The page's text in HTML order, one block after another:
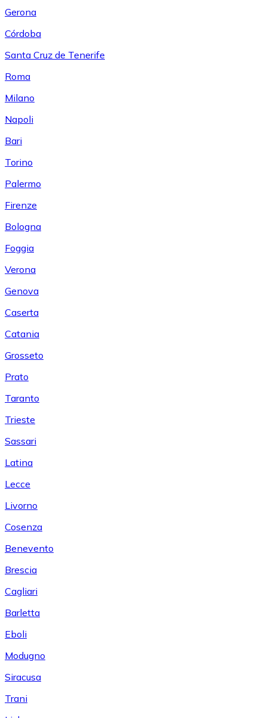
Gerona
Córdoba
Santa Cruz de Tenerife
Roma
Milano
Napoli
Bari
Torino
Palermo
Firenze
Bologna
Foggia
Verona
Genova
Caserta
Catania
Grosseto
Prato
Taranto
Trieste
Sassari
Latina
Lecce
Livorno
Cosenza
Benevento
Brescia
Cagliari
Barletta
Eboli
Modugno
Siracusa
Trani